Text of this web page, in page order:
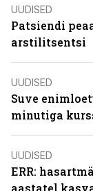
UUDISED
Patsiendi
arstilitsentsi
UUDISED
Suve
minutiga
UUDISED
ERR:
aastatel